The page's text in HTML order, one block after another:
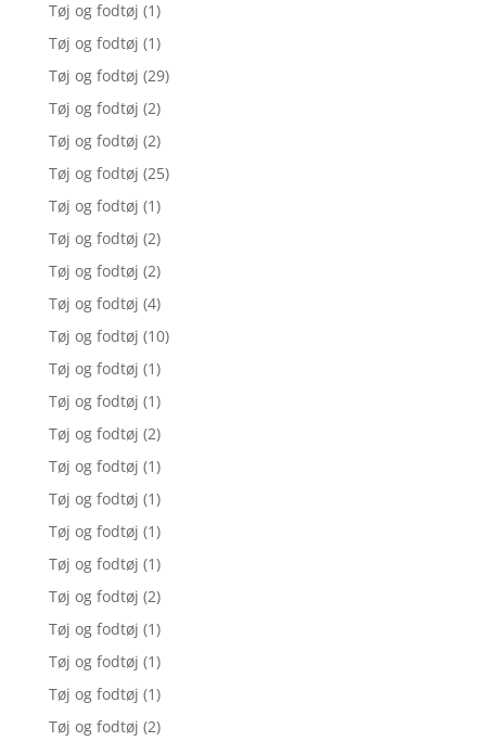
Tøj og fodtøj (1)
Tøj og fodtøj (1)
Tøj og fodtøj (29)
Tøj og fodtøj (2)
Tøj og fodtøj (2)
Tøj og fodtøj (25)
Tøj og fodtøj (1)
Tøj og fodtøj (2)
Tøj og fodtøj (2)
Tøj og fodtøj (4)
Tøj og fodtøj (10)
Tøj og fodtøj (1)
Tøj og fodtøj (1)
Tøj og fodtøj (2)
Tøj og fodtøj (1)
Tøj og fodtøj (1)
Tøj og fodtøj (1)
Tøj og fodtøj (1)
Tøj og fodtøj (2)
Tøj og fodtøj (1)
Tøj og fodtøj (1)
Tøj og fodtøj (1)
Tøj og fodtøj (2)